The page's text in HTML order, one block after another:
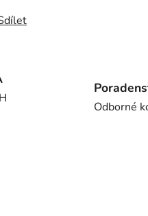
Odborné